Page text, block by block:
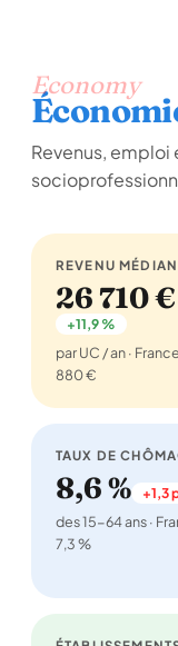
Economy
Revenus,
REVENU MÉDIAN
26 710 €
+11,9 %
par UC / an ·
880 €
TAUX DE
8,6 % +1,3
des 15-64 ans ·
7,3 %